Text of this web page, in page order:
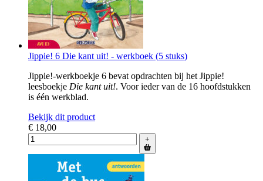
Jippie! 6 Die kant uit! - werkboek (5 stuks)
Jippie!-werkboekje 6 bevat opdrachten bij het Jippie!
leesboekje Die kant uit!. Voor ieder van de 16 hoofdstukken
is één werkblad.
Bekijk dit product
€ 18,00
+